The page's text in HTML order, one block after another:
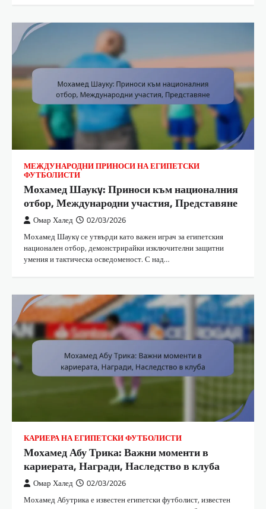
МЕЖДУНАРОДНИ ПРИНОСИ НА ЕГИПЕТСКИ
ФУТБОЛИСТИ
Мохамед Шаукy: Приноси към националния
отбор, Международни участия, Представяне
Омар Халед 02/03/2026
Мохамед Шаукy се утвърди като важен играч за египетския
национален отбор, демонстрирайки изключителни защитни
умения и тактическа осведоменост. С над…
КАРИЕРА НА ЕГИПЕТСКИ ФУТБОЛИСТИ
Мохамед Абу Трика: Важни моменти в
кариерата, Награди, Наследство в клуба
Омар Халед 02/03/2026
Мохамед Абутрика е известен египетски футболист, известен